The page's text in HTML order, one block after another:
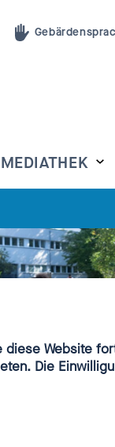
MEDIATHEK
diese Website
Die